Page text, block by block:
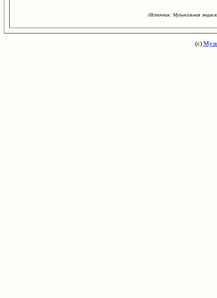
(Источник: Музыкальная
(с)